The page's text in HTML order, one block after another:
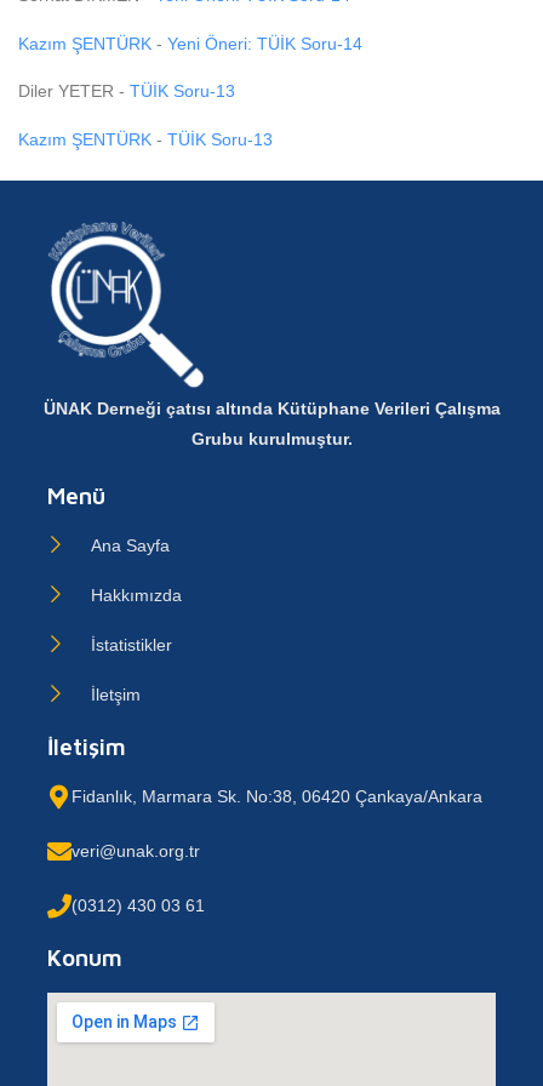
Kazım ŞENTÜRK - Yeni Öneri: TÜİK Soru-14
Diler YETER - TÜİK Soru-13
Kazım ŞENTÜRK - TÜİK Soru-13
ÜNAK Derneği çatısı altında Kütüphane Verileri Çalışma
Grubu kurulmuştur.
Menü
Ana Sayfa
Hakkımızda
İstatistikler
İletşim
İletişim
Fidanlık, Marmara Sk. No:38, 06420 Çankaya/Ankara
veri@unak.org.tr
(0312) 430 03 61
Konum